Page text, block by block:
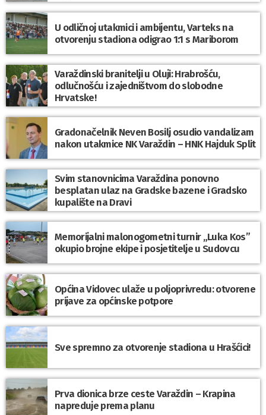
U odličnoj utakmici i ambijentu, Varteks na
otvorenju stadiona odigrao 1:1 s Mariborom
Varaždinski branitelji u Oluji: Hrabrošću,
odlučnošću i zajedništvom do slobodne
Hrvatske!
Gradonačelnik Neven Bosilj osudio vandalizam
nakon utakmice NK Varaždin – HNK Hajduk Split
Svim stanovnicima Varaždina ponovno
besplatan ulaz na Gradske bazene i Gradsko
kupalište na Dravi
Memorijalni malonogometni turnir „Luka Kos”
okupio brojne ekipe i posjetitelje u Sudovcu
Općina Vidovec ulaže u poljoprivredu: otvorene
prijave za općinske potpore
Sve spremno za otvorenje stadiona u Hrašćici!
Prva dionica brze ceste Varaždin – Krapina
napreduje prema planu